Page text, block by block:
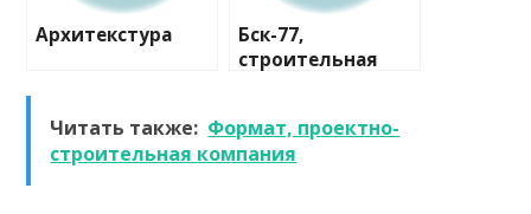
Архитекстура
Бск-77,
строительная
Читать также: Формат, проектно-
строительная компания